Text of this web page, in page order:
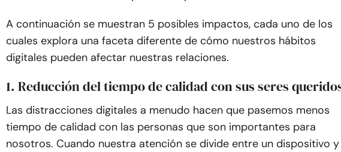
A continuación se muestran 5 posibles impactos, cada uno de los
cuales explora una faceta diferente de cómo nuestros hábitos
digitales pueden afectar nuestras relaciones.
1. Reducción del tiempo de calidad con sus seres
Las distracciones digitales a menudo hacen que pasemos menos
tiempo de calidad con las personas que son importantes para
nosotros. Cuando nuestra atención se divide entre un dispositivo y